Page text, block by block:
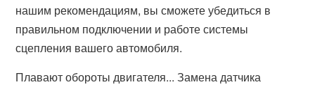
нашим рекомендациям, вы сможете убедиться в
правильном подключении и работе системы
сцепления вашего автомобиля.
Плавают обороты двигателя... Замена датчика